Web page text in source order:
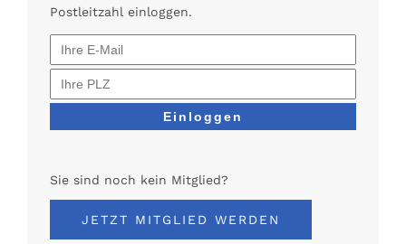
Postleitzahl einloggen.
Sie sind noch kein Mitglied?
JETZT MITGLIED WERDEN